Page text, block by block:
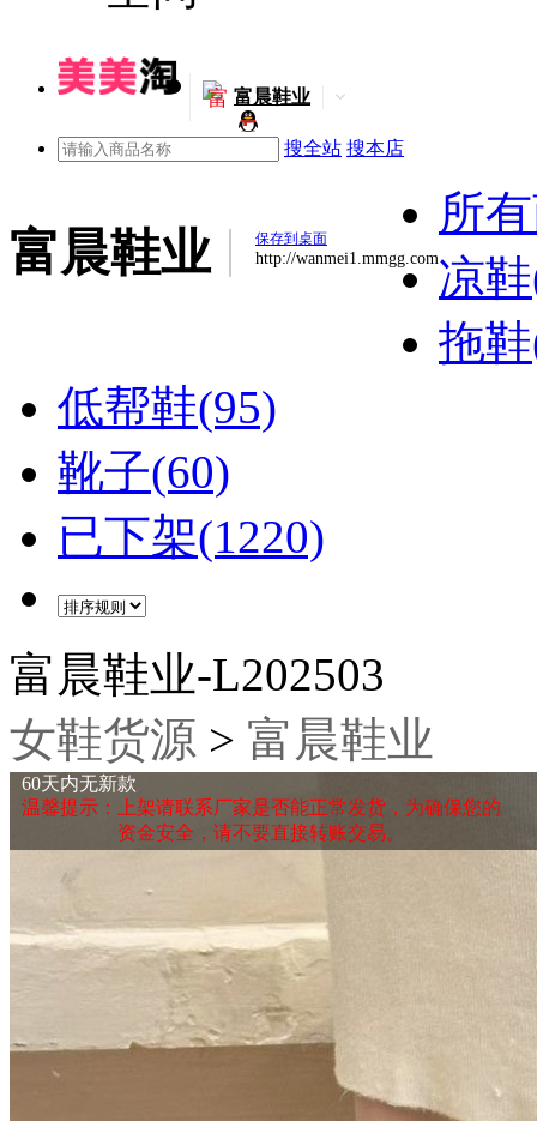
富 富晨鞋业
搜全站 搜本店
富晨鞋业 保存到桌面
http://wanmei1.mmgg.com
所
凉
拖
低帮鞋(95)
靴子(60)
已下架(1220)
富晨鞋业-L202503
女鞋货源 > 富晨鞋业
60天内无新款
温馨提示：上架请联系厂家是否能正常发货，为确保您的
资金安全，请不要直接转账交易。